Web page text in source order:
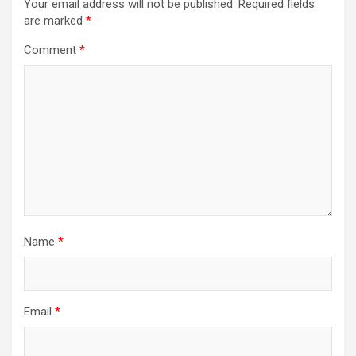
Your email address will not be published. Required fields
are marked *
Comment *
Name *
Email *